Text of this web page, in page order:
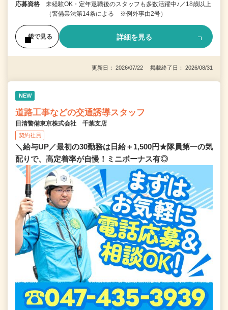
応募資格
未経験OK・定年退職後のスタッフも多数活躍中♪／18歳以上
（警備業法第14条による ※例外事由2号）
後で見る 詳細を見る
更新日： 2026/07/22 掲載終了日： 2026/08/31
NEW
道路工事などの交通誘導スタッフ
日清警備東京株式会社 千葉支店
契約社員
＼給与UP／最初の30勤務は日給＋1,500円★隊員第一の気
配りで、高定着率が自慢！ミニボーナス有◎